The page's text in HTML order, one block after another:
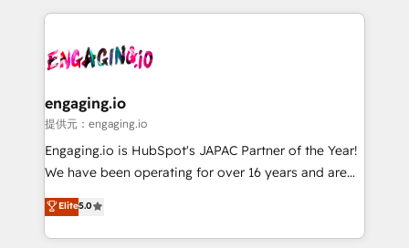
and sales ops at mid-market companies ready to
move beyond spreadsheets into unified systems
experience with CRM, Marketing, Sales & Service
Own back-end developers - Complex data
View, SuperOffice) - Custom integrations (e.g. MS
Business Central, Navision, AX, SAP, Exact, AFAS) We
focus on growing B2B companies in the SME sector
such as manufacturing, SaaS, business services and
partner, we know how important user adoption is.
That's why we have developed a step-by-step
engaging.io
提供元：engaging.io
Engaging.io is HubSpot's JAPAC Partner of the Year!
We have been operating for over 16 years and are
one of HubSpot's most experienced and technically
capable Agency Partners globally. We specialise in
complex CRM migrations, implementations,
Elite5.0